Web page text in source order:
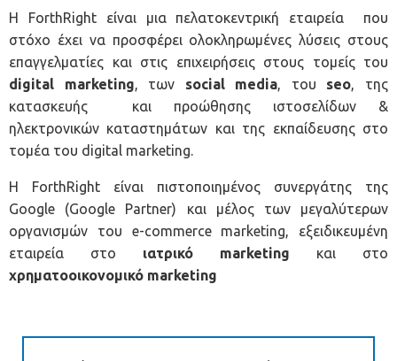
Η ForthRight είναι μια πελατοκεντρική εταιρεία που
στόχο έχει να προσφέρει ολοκληρωμένες λύσεις στους
επαγγελματίες και στις επιχειρήσεις στους τομείς του
digital marketing, των social media, του seo, της
κατασκευής και προώθησης ιστοσελίδων &
ηλεκτρονικών καταστημάτων και της εκπαίδευσης στο
τομέα του digital marketing.
Η ForthRight είναι πιστοποιημένος συνεργάτης της
Google (Google Partner) και μέλος των μεγαλύτερων
οργανισμών του e-commerce marketing, εξειδικευμένη
εταιρεία στο ιατρικό marketing και στο
χρηματοοικονομικό marketing